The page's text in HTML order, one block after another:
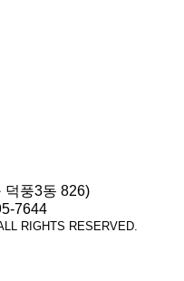
덕풍3동 826)
7644
RIGHTS RESERVED.